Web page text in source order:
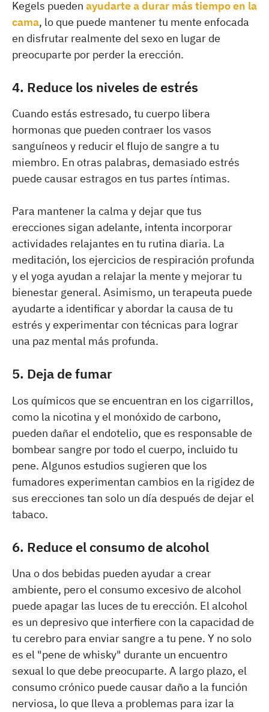
Kegels pueden ayudarte a durar más tiempo en la
cama, lo que puede mantener tu mente enfocada
en disfrutar realmente del sexo en lugar de
preocuparte por perder la erección.
4. Reduce los niveles de estrés
Cuando estás estresado, tu cuerpo libera
hormonas que pueden contraer los vasos
sanguíneos y reducir el flujo de sangre a tu
miembro. En otras palabras, demasiado estrés
puede causar estragos en tus partes íntimas.
Para mantener la calma y dejar que tus
erecciones sigan adelante, intenta incorporar
actividades relajantes en tu rutina diaria. La
meditación, los ejercicios de respiración profunda
y el yoga ayudan a relajar la mente y mejorar tu
bienestar general. Asimismo, un terapeuta puede
ayudarte a identificar y abordar la causa de tu
estrés y experimentar con técnicas para lograr
una paz mental más profunda.
5. Deja de fumar
Los químicos que se encuentran en los cigarrillos,
como la nicotina y el monóxido de carbono,
pueden dañar el endotelio, que es responsable de
bombear sangre por todo el cuerpo, incluido tu
pene. Algunos estudios sugieren que los
fumadores experimentan cambios en la rigidez de
sus erecciones tan solo un día después de dejar el
tabaco.
6. Reduce el consumo de alcohol
Una o dos bebidas pueden ayudar a crear
ambiente, pero el consumo excesivo de alcohol
puede apagar las luces de tu erección. El alcohol
es un depresivo que interfiere con la capacidad de
tu cerebro para enviar sangre a tu pene. Y no solo
es el "pene de whisky" durante un encuentro
sexual lo que debe preocuparte. A largo plazo, el
consumo crónico puede causar daño a la función
nerviosa, lo que lleva a problemas para izar la